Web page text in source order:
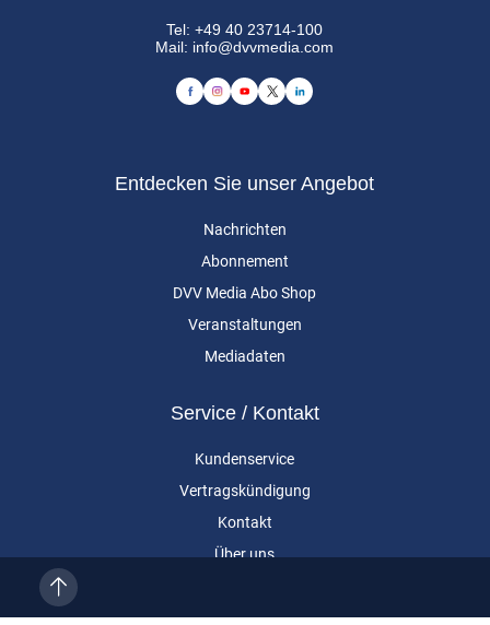
Tel:+49 40 23714-100
Mail: info@dvvmedia.com
Entdecken Sie unser Angebot
Nachrichten
Abonnement
DVV Media Abo Shop
Veranstaltungen
Mediadaten
Service / Kontakt
Kundenservice
Vertragskündigung
Kontakt
Über uns
Cookie-Einstellungen